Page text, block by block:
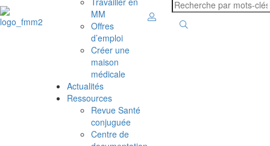
MM
Offres
d’emploi
Créer une
maison
médicale
Actualités
Ressources
Revue Santé
conjuguée
Centre de